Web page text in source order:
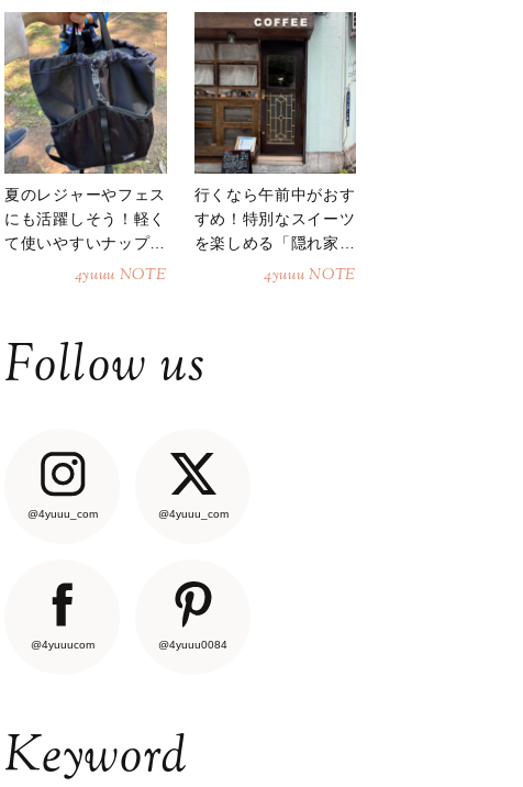
夏のレジャーやフェス
にも活躍しそう！軽く
て使いやすいナップサ
4yuuu NOTE
行くなら午前中がおす
すめ！特別なスイーツ
を楽しめる「隠れ家カ
4yuuu NOTE
Follow us
@4yuuu_com @4yuuu_com
@4yuuucom @4yuuu0084
Keyword